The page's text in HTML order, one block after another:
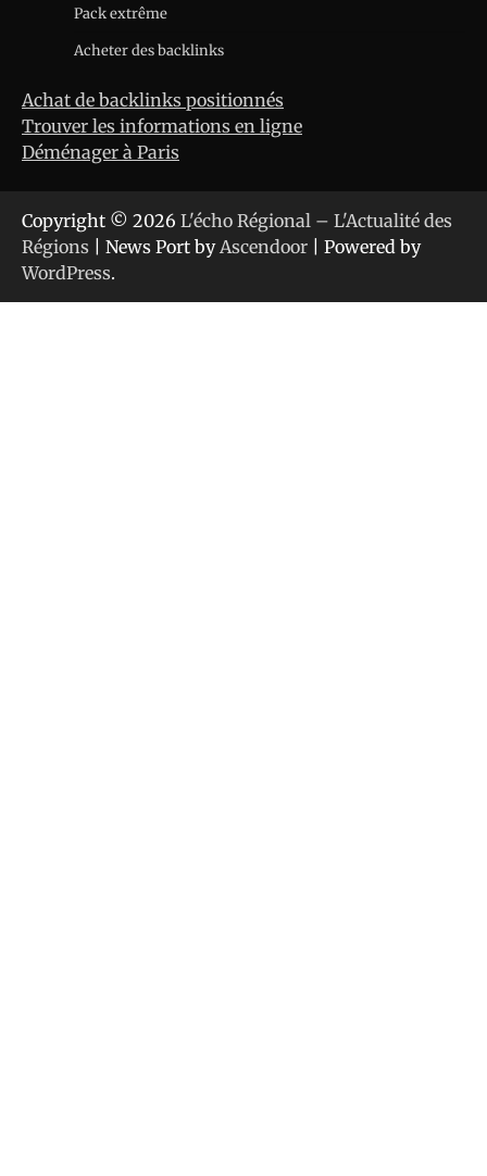
Pack extrême
Acheter des backlinks
Achat de backlinks positionnés
Trouver les informations en ligne
Déménager à Paris
Copyright © 2026 L'écho Régional – L'Actualité des
Régions | News Port byAscendoor | Powered by
WordPress.